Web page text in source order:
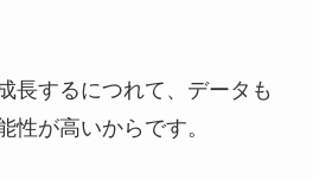
長するにつれて、データも
性が高いからです。